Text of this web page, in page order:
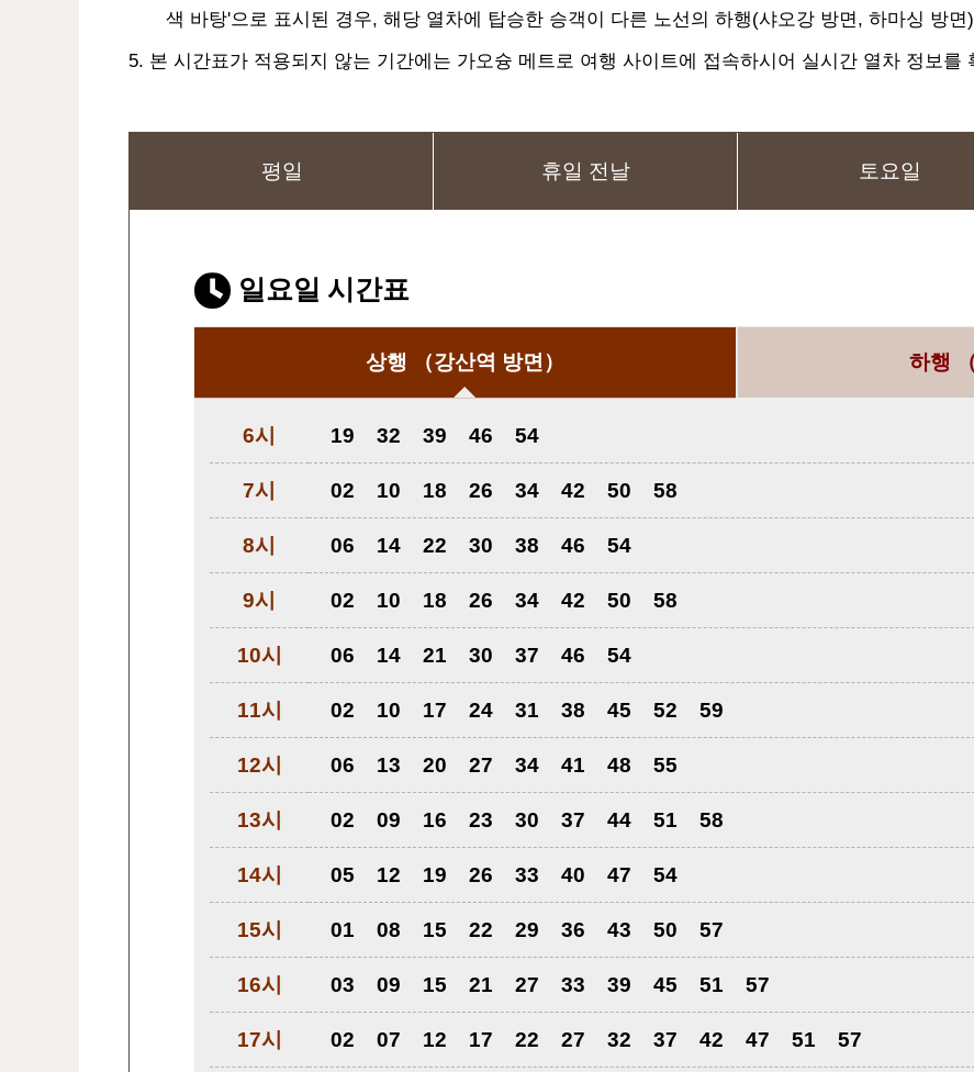
색 바탕'으로 표시된 경우, 해당 열차에 탑승한 승객이 다른 노선의 하행(샤오강 방면, 하마싱 방
5. 본 시간표가 적용되지 않는 기간에는 가오슝 메트로 여행 사이트에 접속하시어 실시간 열차 정보를
평일 휴일 전날 토요일
일요일 시간표
상행 （강산역 방면） 하행
6시 19 32 39 46 54
7시 02 10 18 26 34 42 50 58
8시 06 14 22 30 38 46 54
9시 02 10 18 26 34 42 50 58
10시 06 14 21 30 37 46 54
11시 02 10 17 24 31 38 45 52 59
12시 06 13 20 27 34 41 48 55
13시 02 09 16 23 30 37 44 51 58
14시 05 12 19 26 33 40 47 54
15시 01 08 15 22 29 36 43 50 57
16시 03 09 15 21 27 33 39 45 51 57
17시 02 07 12 17 22 27 32 37 42 47 51 57